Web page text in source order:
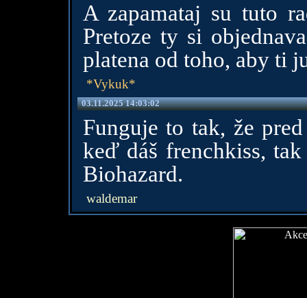
A zapamataj su tuto
Pretoze ty si
platena od toho, aby ti
*Vykuk*
03.11.2025 14:03:02
Funguje to tak, že
keď dáš frenchkiss,
Biohazard.
waldemar